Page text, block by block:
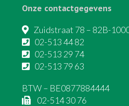
Onze contactgegevens
Zuidstraat 78 – 82B-
02-513 44 82
02-513 29 74
02-513 79 63
BTW – BE0877884444
02-514 30 76